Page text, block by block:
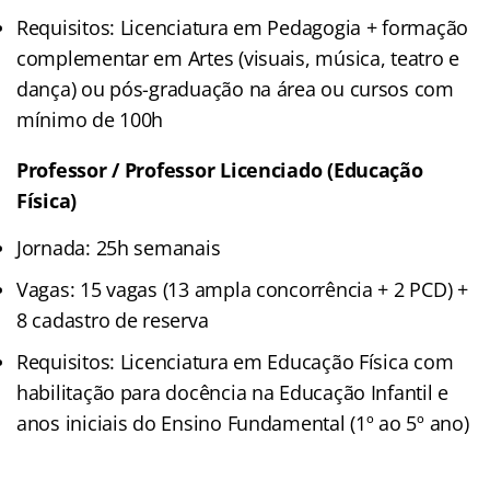
Requisitos: Licenciatura em Pedagogia + formação
complementar em Artes (visuais, música, teatro e
dança) ou pós-graduação na área ou cursos com
mínimo de 100h
Professor / Professor Licenciado (Educação
Física)
Jornada: 25h semanais
Vagas: 15 vagas (13 ampla concorrência + 2 PCD) +
8 cadastro de reserva
Requisitos: Licenciatura em Educação Física com
habilitação para docência na Educação Infantil e
anos iniciais do Ensino Fundamental (1º ao 5º ano)